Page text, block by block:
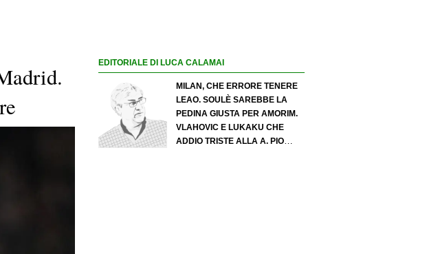
EDITORIALE DI LUCA CALAMAI
MILAN, CHE ERRORE TENERE
LEAO. SOULÈ SAREBBE LA
PEDINA GIUSTA PER AMORIM.
VLAHOVIC E LUKAKU CHE
ADDIO TRISTE ALLA A. PIO